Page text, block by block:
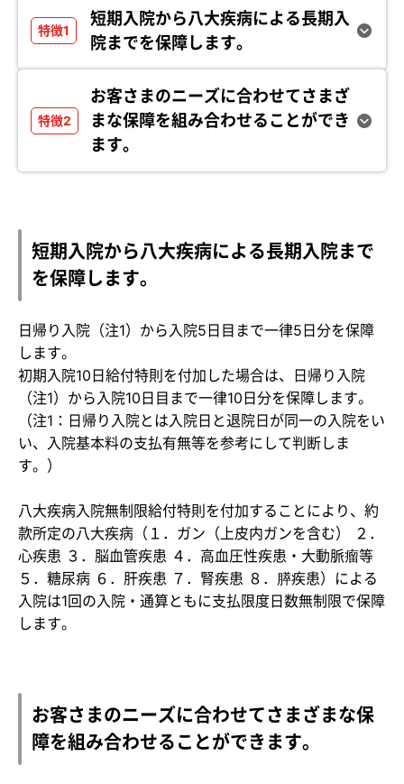
短期入院から八大疾病による長期入
院までを保障します。
お客さまのニーズに合わせてさまざ
まな保障を組み合わせることができ
ます。
短期入院から八大疾病による長期入院まで
を保障します。
日帰り入院（注1）から入院5日目まで一律5日分を保障
します。
初期入院10日給付特則を付加した場合は、日帰り入院
（注1）から入院10日目まで一律10日分を保障します。
（注1：日帰り入院とは入院日と退院日が同一の入院をい
い、入院基本料の支払有無等を参考にして判断しま
す。）
八大疾病入院無制限給付特則を付加することにより、約
款所定の八大疾病（１．ガン（上皮内ガンを含む） ２．
心疾患 ３．脳血管疾患 ４．高血圧性疾患・大動脈瘤等
５．糖尿病 ６．肝疾患 ７．腎疾患 ８．膵疾患）による
入院は1回の入院・通算ともに支払限度日数無制限で保障
します。
お客さまのニーズに合わせてさまざまな保
障を組み合わせることができます。